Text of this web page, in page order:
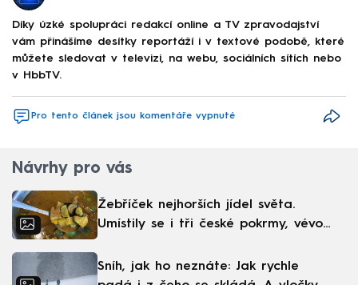
Díky úzké spolupráci redakcí online a TV zpravodajství
vám přinášíme desítky reportáží i v textové podobě, které
můžete sledovat v televizi, na webu, sociálních sítích nebo
v HbbTV.
Pro tento článek jsou komentáře vypnuté
Návrhy pro vás
Žebříček nejhorších jídel světa.
Umístily se i tři české pokrmy, vévodí
Sníh, jak ho neznáte: Jak rychle